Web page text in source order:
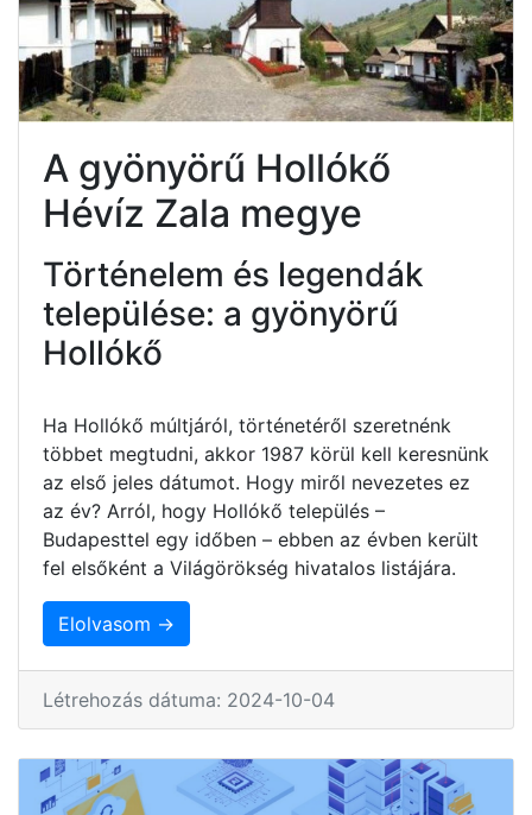
A gyönyörű Hollókő
Hévíz Zala megye
Történelem és legendák
települése: a gyönyörű
Hollókő
Ha Hollókő múltjáról, történetéről szeretnénk
többet megtudni, akkor 1987 körül kell keresnünk
az első jeles dátumot. Hogy miről nevezetes ez
az év? Arról, hogy Hollókő település –
Budapesttel egy időben – ebben az évben került
fel elsőként a Világörökség hivatalos listájára.
Elolvasom →
Létrehozás dátuma: 2024-10-04